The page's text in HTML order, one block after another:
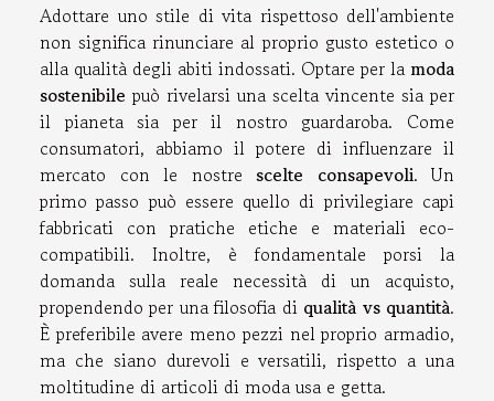
Adottare uno stile di vita rispettoso dell'ambiente
non significa rinunciare al proprio gusto estetico o
alla qualità degli abiti indossati. Optare per la moda
sostenibile può rivelarsi una scelta vincente sia per
il pianeta sia per il nostro guardaroba. Come
consumatori, abbiamo il potere di influenzare il
mercato con le nostre scelte consapevoli. Un
primo passo può essere quello di privilegiare capi
fabbricati con pratiche etiche e materiali eco-
compatibili. Inoltre, è fondamentale porsi la
domanda sulla reale necessità di un acquisto,
propendendo per una filosofia di qualità vs quantità.
È preferibile avere meno pezzi nel proprio armadio,
ma che siano durevoli e versatili, rispetto a una
moltitudine di articoli di moda usa e getta.